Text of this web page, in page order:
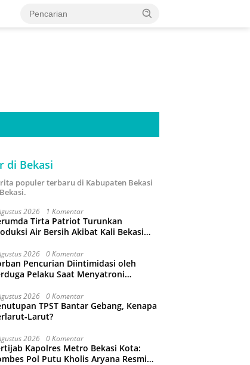
di Bekasi
populer terbaru di Kabupaten Bekasi
2026 1 Komentar
Tirta Patriot Turunkan
Air Bersih Akibat Kali Bekasi
2026 0 Komentar
Pencurian Diintimidasi oleh
Pelaku Saat Menyatroni
Ikut-Ikutan!
2026 0 Komentar
TPST Bantar Gebang, Kenapa
Larut?
2026 0 Komentar
Kapolres Metro Bekasi Kota:
Pol Putu Kholis Aryana Resmi